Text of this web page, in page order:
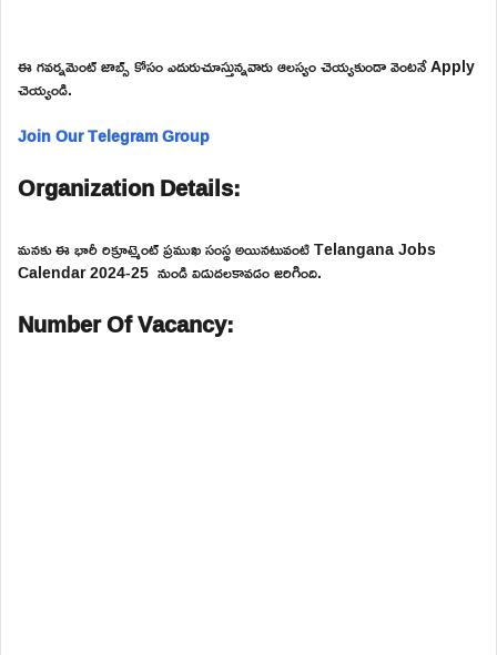
ఈ గవర్నమెంట్ జాబ్స్ కోసం ఎదురుచూస్తున్నవారు ఆలస్యం చెయ్యకుండా వెంటనే Apply
చెయ్యండి.
Join Our Telegram Group
Organization Details:
మనకు ఈ భారీ రిక్రూట్మెంట్ ప్రముఖ సంస్థ అయినటువంటి Telangana Jobs
Calendar 2024-25 నుండి విడుదలకావడం జరిగింది.
Number Of Vacancy: